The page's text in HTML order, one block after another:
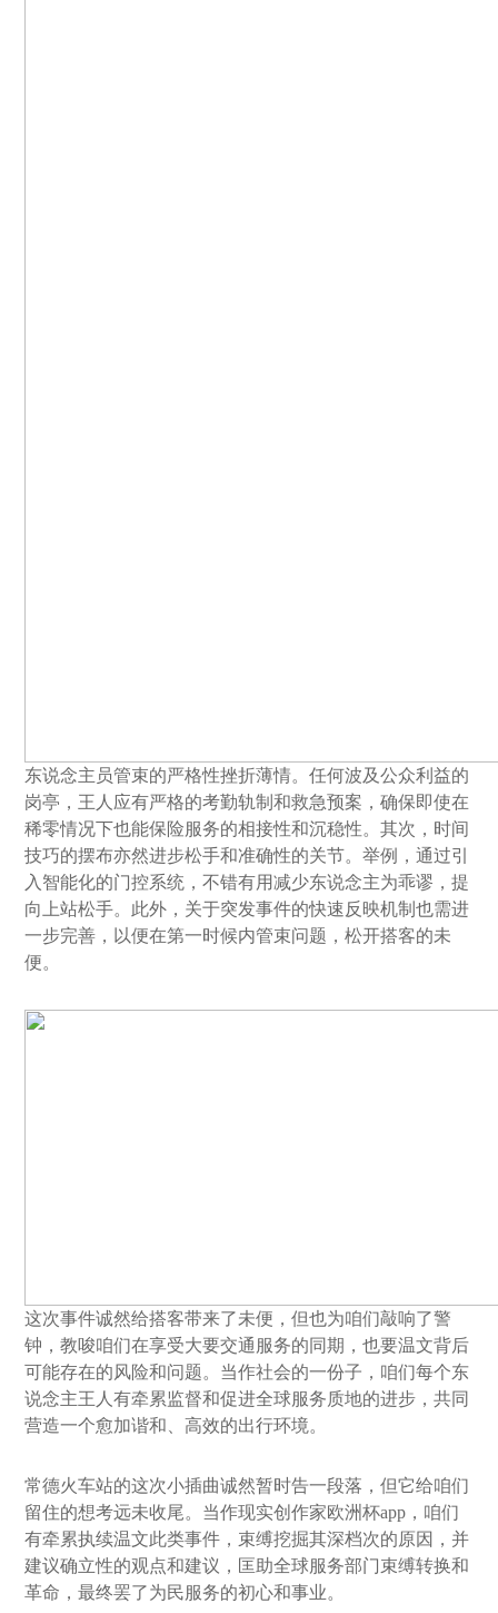
东说念主员管束的严格性挫折薄情。任何波及公众利益的
岗亭，王人应有严格的考勤轨制和救急预案，确保即使在
稀零情况下也能保险服务的相接性和沉稳性。其次，时间
技巧的摆布亦然进步松手和准确性的关节。举例，通过引
入智能化的门控系统，不错有用减少东说念主为乖谬，提
向上站松手。此外，关于突发事件的快速反映机制也需进
一步完善，以便在第一时候内管束问题，松开搭客的未
便。
这次事件诚然给搭客带来了未便，但也为咱们敲响了警
钟，教唆咱们在享受大要交通服务的同期，也要温文背后
可能存在的风险和问题。当作社会的一份子，咱们每个东
说念主王人有牵累监督和促进全球服务质地的进步，共同
营造一个愈加谐和、高效的出行环境。
常德火车站的这次小插曲诚然暂时告一段落，但它给咱们
留住的想考远未收尾。当作现实创作家欧洲杯app，咱们
有牵累执续温文此类事件，束缚挖掘其深档次的原因，并
建议确立性的观点和建议，匡助全球服务部门束缚转换和
革命，最终罢了为民服务的初心和事业。